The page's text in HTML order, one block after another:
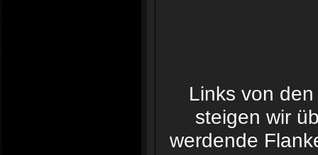
Links von
steigen wir
werdende